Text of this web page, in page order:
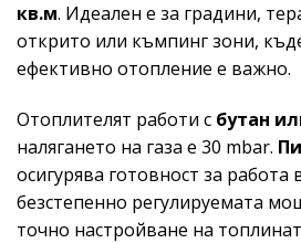
кв.м. Идеален е за градини,
открито или къмпинг зони,
ефективно отопление е важно.
Отоплителят работи с бутан
налягането на газа е 30 mbar.
осигурява готовност за работа
безстепенно регулируемата
точно настройване на